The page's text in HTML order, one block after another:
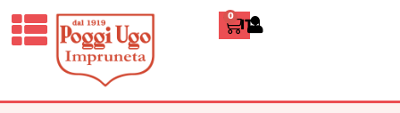
0 ITALIANO
Home Terracotta statue
Terracotta statue